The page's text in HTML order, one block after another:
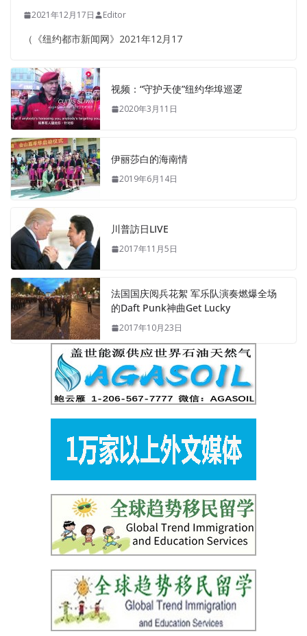
2021年12月17日 Editor
（《纽约都市新闻网》2021年12月17
视频：“守护天使”纽约华埠巡逻
2020年3月11日
伊丽莎白的海南情
2019年6月14日
川普訪日LIVE
2017年11月5日
法国国庆阅兵花絮 军乐队演奏燃爆全场
的Daft Punk神曲Get Lucky
2017年10月23日